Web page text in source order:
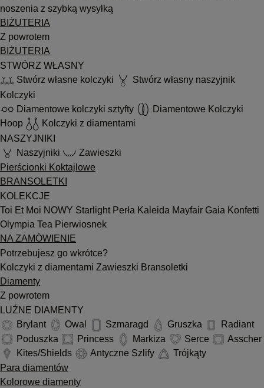
noszenia z szybką wysyłką
BIŻUTERIA
Z powrotem
BIŻUTERIA
STWÓRZ WŁASNY
Stwórz własne kolczyki
Stwórz własny naszyjnik
Kolczyki
Diamentowe kolczyki sztyfty
Diamentowe Kolczyki
Hoop
Kolczyki z diamentami
NASZYJNIKI
Naszyjniki
Zawieszki
Pierścionki Koktajlowe
BRANSOLETKI
KOLEKCJE
Toi Et Moi NOWY Starlight Perła Kaleida Mayfair Gaia Konfetti
Olympia Tea Pierwiosnek
NA ZAMÓWIENIE
Potrzebujesz go wkrótce?
Kolczyki z diamentami Zawieszki Bransoletki
Diamenty
Z powrotem
LUŹNE DIAMENTY
Brylant
Owal Szmaragd Gruszka
Radiant
Poduszka
Princess Markiza Serce
Asscher
Kites/Shields
Antyczne Szlify
Trójkąty
Para diamentów
Kolorowe diamenty